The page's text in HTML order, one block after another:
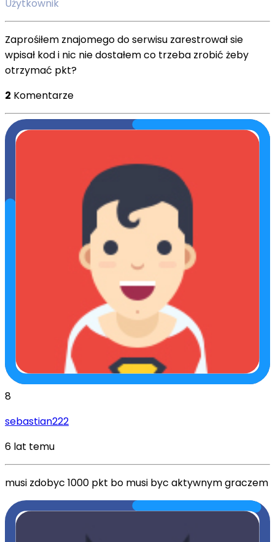
Użytkownik
Zaprośiłem znajomego do serwisu zarestrował sie
wpisał kod i nic nie dostałem co trzeba zrobić żeby
otrzymać pkt?
2 Komentarze
8
sebastian222
6 lat temu
musi zdobyc 1000 pkt bo musi byc aktywnym graczem